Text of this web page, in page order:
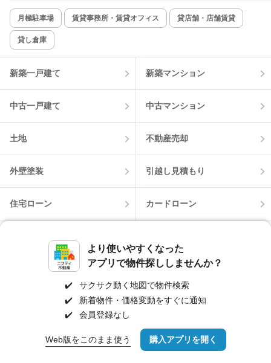
より使いやすくなった
アプリで物件探ししませんか？
✔️
サクサク動く地図で物件検索
✔️
新着物件・価格変動をすぐに通知
✔️
会員登録なし
Web版をこのまま使う 購入アプリを開く
路線・駅を変更 詳細条件を変更
月極駐車場 賃貸事務所・賃貸オフィス 貸店舗・店舗賃貸
貸し倉庫
新築一戸建て 新築マンション
中古一戸建て 中古マンション
土地 不動産売却
外壁塗装 引越し見積もり
住宅ローン カードローン